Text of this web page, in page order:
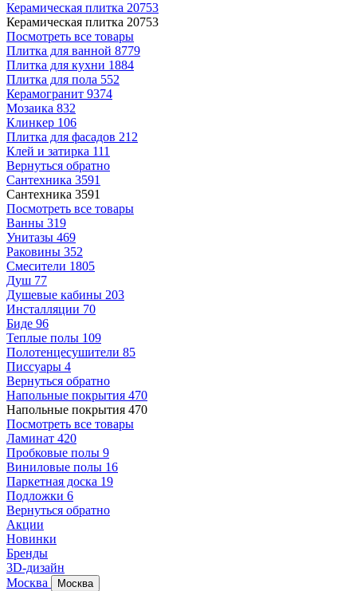
Керамическая плитка 20753
Керамическая плитка 20753
Посмотреть все товары
Плитка для ванной 8779
Плитка для кухни 1884
Плитка для пола 552
Керамогранит 9374
Мозаика 832
Клинкер 106
Плитка для фасадов 212
Клей и затирка 111
Вернуться обратно
Сантехника 3591
Сантехника 3591
Посмотреть все товары
Ванны 319
Унитазы 469
Раковины 352
Смесители 1805
Душ 77
Душевые кабины 203
Инсталляции 70
Биде 96
Теплые полы 109
Полотенцесушители 85
Писсуары 4
Вернуться обратно
Напольные покрытия 470
Напольные покрытия 470
Посмотреть все товары
Ламинат 420
Пробковые полы 9
Виниловые полы 16
Паркетная доска 19
Подложки 6
Вернуться обратно
Акции
Новинки
Бренды
3D-дизайн
Москва
Москва